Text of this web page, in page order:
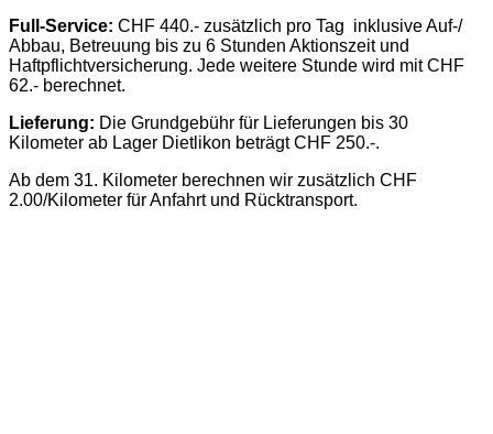
Full-Service: CHF 440.- zusätzlich pro Tag inklusive Auf-/
Abbau, Betreuung bis zu 6 Stunden Aktionszeit und
Haftpflichtversicherung. Jede weitere Stunde wird mit CHF
62.- berechnet.
Lieferung: Die Grundgebühr für Lieferungen bis 30
Kilometer ab Lager Dietlikon beträgt CHF 250.-.
Ab dem 31. Kilometer berechnen wir zusätzlich CHF
2.00/Kilometer für Anfahrt und Rücktransport.